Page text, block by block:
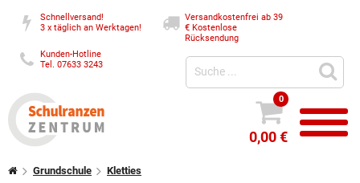
Schnellversand!
3 x täglich an Werktagen!
Versandkostenfrei ab 39
€Kostenlose
Rücksendung
Kunden-Hotline
Tel. 07633 3243
0
0,00 €
Grundschule Kletties